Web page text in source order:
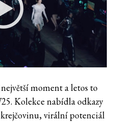
moment a letos to
Kolekce nabídla odkazy
virální potenciál